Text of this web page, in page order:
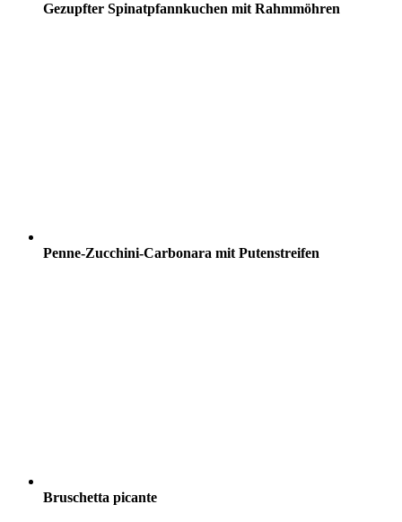
Gezupfter Spinatpfannkuchen mit Rahmmöhren
Penne-Zucchini-Carbonara mit Putenstreifen
Bruschetta picante